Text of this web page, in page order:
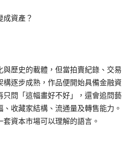
成資產？
與歷史的載體，但當拍賣紀錄、交易
構逐步成熟，作品便開始具備金融資
只問「這幅畫好不好」，還會追問藝
收藏家結構、流通量及轉售能力。
資本市場可以理解的語言。